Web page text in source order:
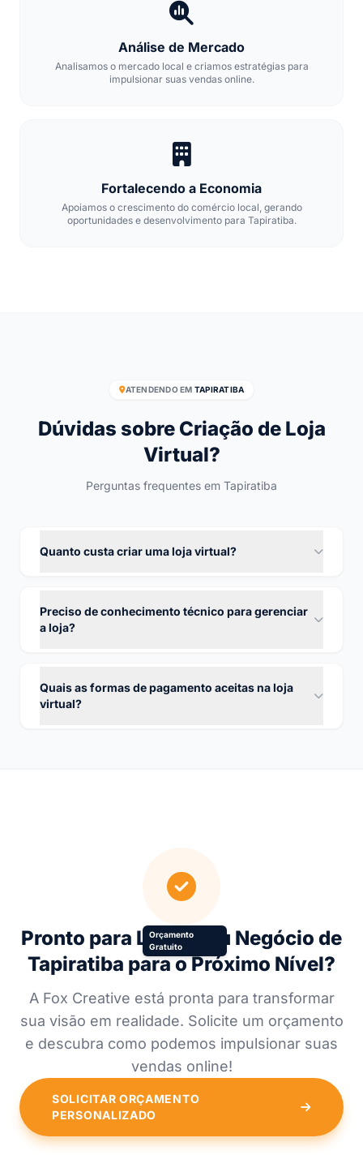
Análise de Mercado
Analisamos o mercado local e criamos estratégias para
impulsionar suas vendas online.
Fortalecendo a Economia
Apoiamos o crescimento do comércio local, gerando
oportunidades e desenvolvimento para Tapiratiba.
ATENDENDO EM TAPIRATIBA
Dúvidas sobre Criação de Loja
Virtual?
Perguntas frequentes em Tapiratiba
Quanto custa criar uma loja virtual?
Preciso de conhecimento técnico para gerenciar
a loja?
Quais as formas de pagamento aceitas na loja
virtual?
Orçamento
Gratuito
Pronto para Levar Seu Negócio de
Tapiratiba para o Próximo Nível?
A Fox Creative está pronta para transformar
sua visão em realidade. Solicite um orçamento
e descubra como podemos impulsionar suas
vendas online!
SOLICITAR ORÇAMENTO
PERSONALIZADO